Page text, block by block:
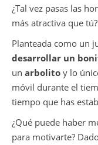
¿Tal vez pasas las
más atractiva que
Planteada como un
desarrollar un
un arbolito y lo
móvil durante el
tiempo que has
¿Qué puede haber
para motivarte?